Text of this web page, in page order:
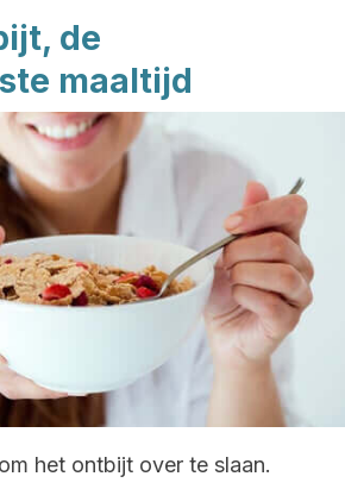
de
maaltijd
het ontbijt over te slaan.